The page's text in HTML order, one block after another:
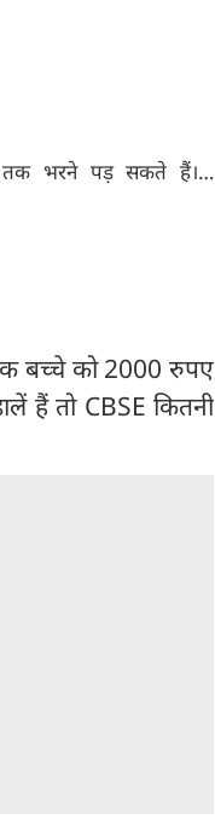
तक भरने पड़ सकते हैं।…
बच्चे को 2000 रुपए
हैं तो CBSE कितनी